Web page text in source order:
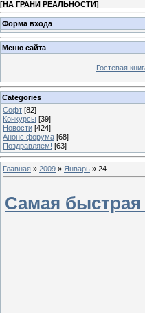
[НА ГРАНИ РЕАЛЬНОСТИ]
Форма входа
Меню сайта
Гостевая
Categories
Софт [82]
Конкурсы [39]
Новости [424]
Анонс форума [68]
Поздравляем! [63]
Главная » 2009 » Январь » 24
Самая